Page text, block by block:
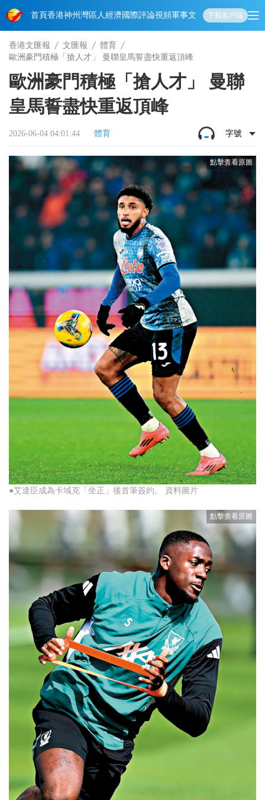
首頁香港神州 灣區人經濟國際評論視頻軍事文化 娛樂生活教育體
下載客戶端
香港文匯報 文匯報
體育
歐洲豪門積極「搶人才」 曼聯皇馬誓盡快重返頂峰
歐洲豪門積極「搶人才」 曼聯
皇馬誓盡快重返頂峰
2026-06-04 04:01:44 體育 字號
●艾達臣成為卡域克「坐正」後首筆簽約。 資料圖片